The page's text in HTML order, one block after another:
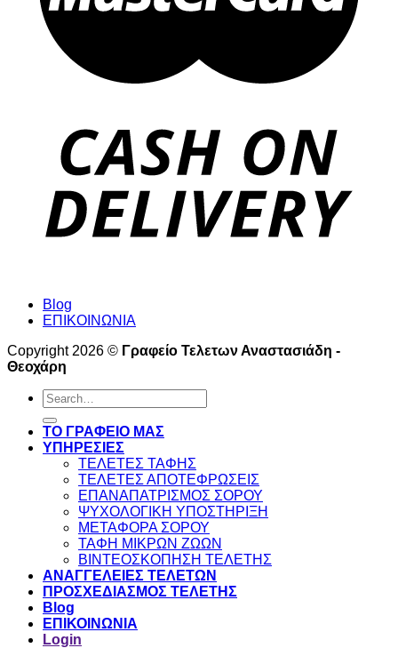
Blog
ΕΠΙΚΟΙΝΩΝΙΑ
Copyright 2026 © Γραφείο Τελετων Αναστασιάδη -
Θεοχάρη
Search
for:
ΤΟ ΓΡΑΦΕΙΟ ΜΑΣ
ΥΠΗΡΕΣΙΕΣ
ΤΕΛΕΤΕΣ ΤΑΦΗΣ
ΤΕΛΕΤΕΣ ΑΠΟΤΕΦΡΩΣΕΙΣ
ΕΠΑΝΑΠΑΤΡΙΣΜΟΣ ΣΟΡΟΥ
ΨΥΧΟΛΟΓΙΚΗ ΥΠΟΣΤΗΡΙΞΗ
ΜΕΤΑΦΟΡΑ ΣΟΡΟΥ
ΤΑΦΗ ΜΙΚΡΩΝ ΖΩΩΝ
ΒΙΝΤΕΟΣΚΟΠΗΣΗ ΤΕΛΕΤΗΣ
ΑΝΑΓΓΕΛΕΙΕΣ ΤΕΛΕΤΩΝ
ΠΡΟΣΧΕΔΙΑΣΜΟΣ ΤΕΛΕΤΗΣ
Blog
ΕΠΙΚΟΙΝΩΝΙΑ
Login